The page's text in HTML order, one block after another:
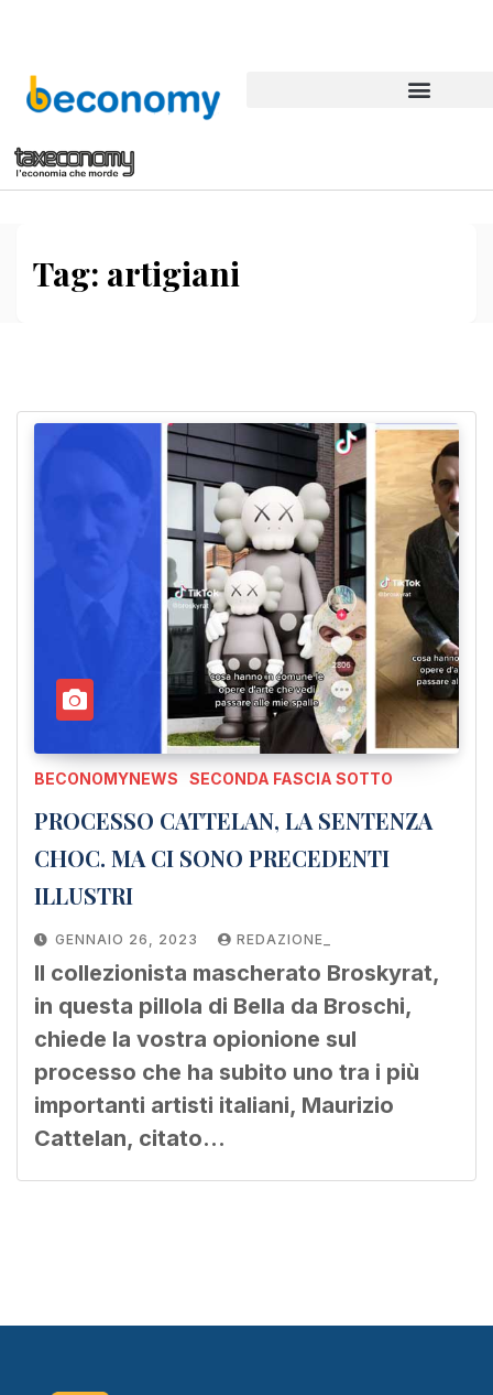
Tag: artigiani
BECONOMYNEWS SECONDA FASCIA SOTTO
PROCESSO CATTELAN, LA SENTENZA
CHOC. MA CI SONO PRECEDENTI
ILLUSTRI
GENNAIO 26, 2023 REDAZIONE_
Il collezionista mascherato Broskyrat,
in questa pillola di Bella da Broschi,
chiede la vostra opionione sul
processo che ha subito uno tra i più
importanti artisti italiani, Maurizio
Cattelan, citato…